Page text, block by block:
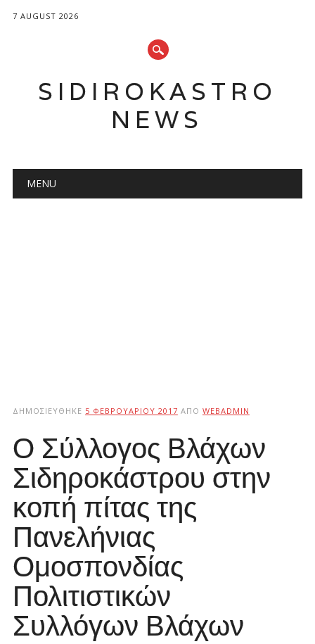
7 AUGUST 2026
SIDIROKASTRO
NEWS
Main menu
MENU
ΔΗΜΟΣΙΕΎΘΗΚΕ 5 ΦΕΒΡΟΥΑΡΊΟΥ 2017 ΑΠΌ WEBADMIN
Ο Σύλλογος Βλάχων
Σιδηροκάστρου στην
κοπή πίτας της
Πανελήνιας
Ομοσπονδίας
Πολιτιστικών
Συλλόγων Βλάχων